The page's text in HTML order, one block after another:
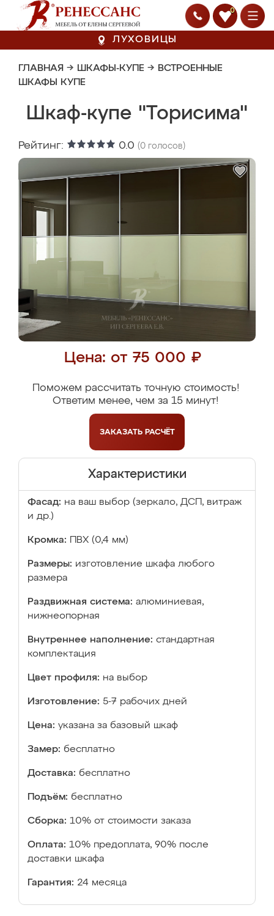
0
ЛУХОВИЦЫ
ГЛАВНАЯ → ШКАФЫ-КУПЕ → ВСТРОЕННЫЕ
ШКАФЫ КУПЕ
Шкаф-купе "Торисима"
Рейтинг: 0.0 (0 голосов)
Цена: от 75 000 ₽
Поможем рассчитать точную стоимость!
Ответим менее, чем за 15 минут!
ЗАКАЗАТЬ РАСЧЁТ
Характеристики
Фасад: на ваш выбор (зеркало, ДСП, витраж
и др.)
Кромка: ПВХ (0,4 мм)
Размеры: изготовление шкафа любого
размера
Раздвижная система: алюминиевая,
нижнеопорная
Внутреннее наполнение: стандартная
комплектация
Цвет профиля: на выбор
Изготовление: 5-7 рабочих дней
Цена: указана за базовый шкаф
Замер: бесплатно
Доставка: бесплатно
Подъём: бесплатно
Сборка: 10% от стоимости заказа
Оплата: 10% предоплата, 90% после
доставки шкафа
Гарантия: 24 месяца